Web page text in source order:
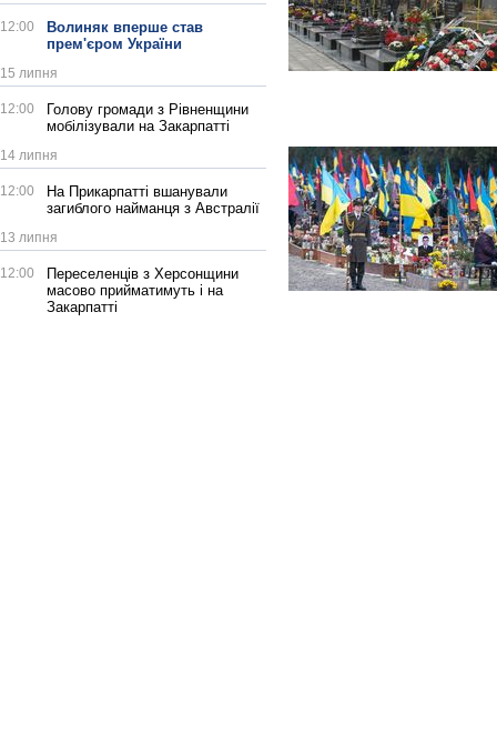
12:00
Волиняк вперше став
прем'єром України
15 липня
12:00
Голову громади з Рівненщини
мобілізували на Закарпатті
14 липня
12:00
На Прикарпатті вшанували
загиблого найманця з Австралії
13 липня
12:00
Переселенців з Херсонщини
масово прийматимуть і на
Закарпатті